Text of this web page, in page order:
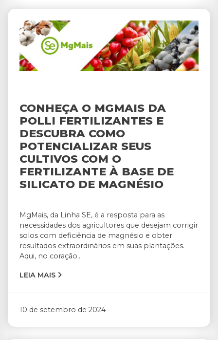
CONHEÇA O MGMAIS DA
POLLI FERTILIZANTES E
DESCUBRA COMO
POTENCIALIZAR SEUS
CULTIVOS COM O
FERTILIZANTE À BASE DE
SILICATO DE MAGNÉSIO
MgMais, da Linha SE, é a resposta para as
necessidades dos agricultores que desejam corrigir
solos com deficiência de magnésio e obter
resultados extraordinários em suas plantações.
Aqui, no coração...
LEIA MAIS
10 de setembro de 2024